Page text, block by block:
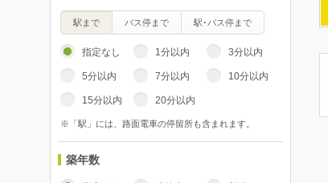
駅まで バス停まで 駅･バス停まで
指定なし 1分以内 3分以内
5分以内 7分以内 10分以内
15分以内 20分以内
※「駅」には、路面電車の停留所も含まれます。
築年数